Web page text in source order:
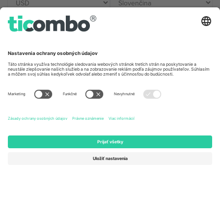
Unter den Linden 24, 10117
167 City Road, London, Greater
Kingdom
United States
Newark, Delaware 19713, United
States
Switzerland
Engelberg, Switzerland